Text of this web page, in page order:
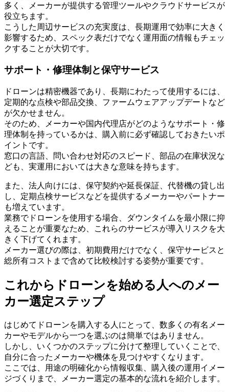
多く、メーカーが提供する管理ツールやクラウドサービスが
役立ちます。
こうした周辺サービスの充実度は、長期運用で効率に大きく
影響するため、スペック表だけでなく運用面の情報もチェッ
クすることが大切です。
サポート・修理体制と保守サービス
ドローンは精密機器であり、長期にわたって使用するには、
定期的な点検や部品交換、ファームウェアアップデートなど
が欠かせません。
そのため、メーカーや国内代理店がどのようなサポート・修
理体制を持っているかは、購入前に必ず確認しておきたいポ
イントです。
窓口の言語、問い合わせ対応のスピード、部品の在庫状況な
ども、実運用においては大きな意味を持ちます。
また、法人向けには、保守契約や延長保証、代替機の貸し出
し、定期点検サービスなどを提供するメーカーやパートナー
も増えています。
業務でドローンを使用する場合、ダウンタイムを最小限に抑
えることが重要なため、これらのサービスが導入リスクを大
きく下げてくれます。
メーカー選びの際は、初期費用だけでなく、保守サービスと
総所有コストまで含めて比較検討する姿勢が重要です。
これからドローンを始める人へのメー
カー選定ステップ
はじめてドローンを購入する人にとって、数多くの有名メー
カーやモデルから一つを選ぶのは簡単ではありません。
しかし、いくつかのステップに分けて整理していくことで、
自分に合ったメーカーや機体を見つけやすくなります。
ここでは、用途の明確化から情報収集、購入後の運用イメー
ジづくりまで、メーカー選定の基本的な流れを紹介します。